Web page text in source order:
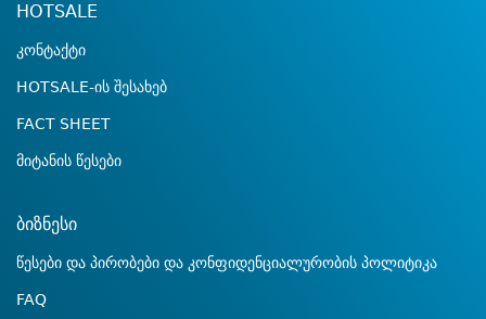
HOTSALE
კონტაქტი
HOTSALE-ის შესახებ
FACT SHEET
მიტანის წესები
ბიზნესი
წესები და პირობები და კონფიდენციალურობის პოლიტიკა
FAQ